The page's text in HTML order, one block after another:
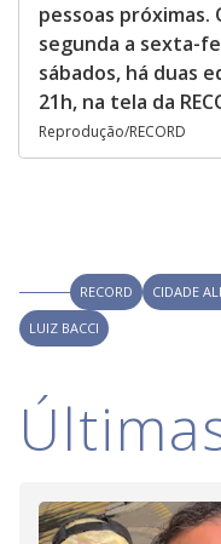
pessoas próximas.
segunda a sexta-
sábados, há duas
21h, na tela da
Reprodução/RECORD
RECORD CIDADE
LUIZ BACCI